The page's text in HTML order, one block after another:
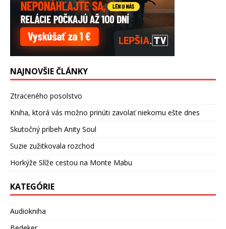
NAJNOVŠIE ČLÁNKY
Ztraceného posolstvo
Kniha, ktorá vás možno prinúti zavolať niekomu ešte dnes
Skutočný príbeh Anity Soul
Suzie zužitkovala rozchod
Horkýže Slíže cestou na Monte Mabu
KATEGÓRIE
Audiokniha